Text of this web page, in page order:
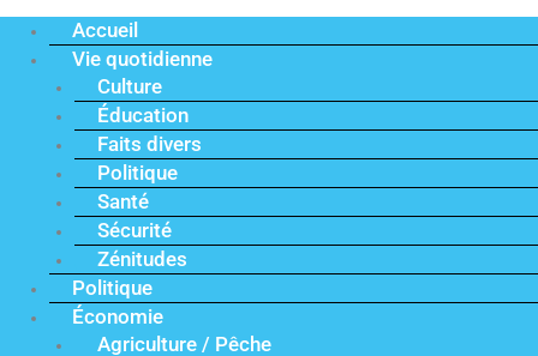
Accueil
Vie quotidienne
Culture
Éducation
Faits divers
Politique
Santé
Sécurité
Zénitudes
Politique
Économie
Agriculture / Pêche